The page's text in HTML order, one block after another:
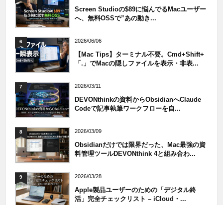
Screen Studioの$89に悩んでるMacユーザー
へ、無料OSSで”あの動き...
6 2026/06/06
【Mac Tips】ターミナル不要。Cmd+Shift+
「.」でMacの隠しファイルを表示・非表...
7 2026/03/11
DEVONthinkの資料からObsidianへClaude
Codeで記事執筆ワークフローを自...
8 2026/03/09
Obsidianだけでは限界だった、Mac最強の資
料管理ツールDEVONthink 4と組み合わ...
9 2026/03/28
Apple製品ユーザーのための「デジタル終
活」完全チェックリスト – iCloud・...